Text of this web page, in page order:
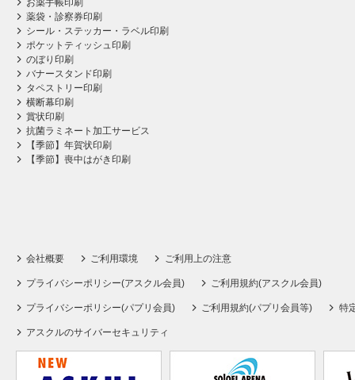
お薬手帳印刷
薬袋・診察券印刷
シール・ステッカー・ラベル印刷
ポケットティッシュ印刷
のぼり印刷
バナースタンド印刷
タペストリー印刷
横断幕印刷
賞状印刷
抗菌ラミネート加工サービス
【季節】年賀状印刷
【季節】喪中はがき印刷
会社概要 ご利用環境 ご利用上の注意
プライバシーポリシー(アスクル会員) ご利用規約(アスクル会員)
プライバシーポリシー(パプリ会員) ご利用規約(パプリ会員等) 特
アスクルのサイバーセキュリティ